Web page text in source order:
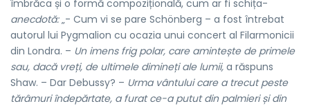
îmbrăca și o formă compozițională, cum ar fi schița-
anecdotă:„- Cum vi se pare Schönberg – a fost întrebat
autorul lui Pygmalion cu ocazia unui concert al Filarmonicii
din Londra. – Un imens frig polar, care amintește de primele
sau, dacă vreți, de ultimele dimineți ale lumii, a răspuns
Shaw. – Dar Debussy? – Urma vântului care a trecut peste
tărâmuri îndepărtate, a furat ce-a putut din palmieri și din